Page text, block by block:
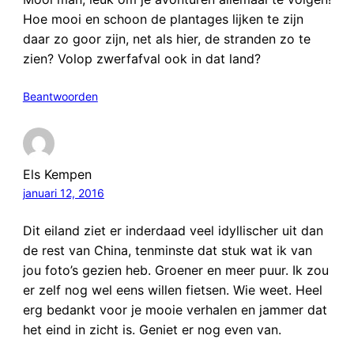
Hoe mooi en schoon de plantages lijken te zijn
daar zo goor zijn, net als hier, de stranden zo te
zien? Volop zwerfafval ook in dat land?
Beantwoorden
Els Kempen
januari 12, 2016
Dit eiland ziet er inderdaad veel idyllischer uit dan
de rest van China, tenminste dat stuk wat ik van
jou foto’s gezien heb. Groener en meer puur. Ik zou
er zelf nog wel eens willen fietsen. Wie weet. Heel
erg bedankt voor je mooie verhalen en jammer dat
het eind in zicht is. Geniet er nog even van.